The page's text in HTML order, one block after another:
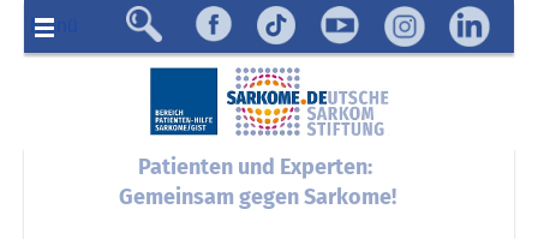
Menü
Patienten und Experten:
Gemeinsam gegen Sarkome!